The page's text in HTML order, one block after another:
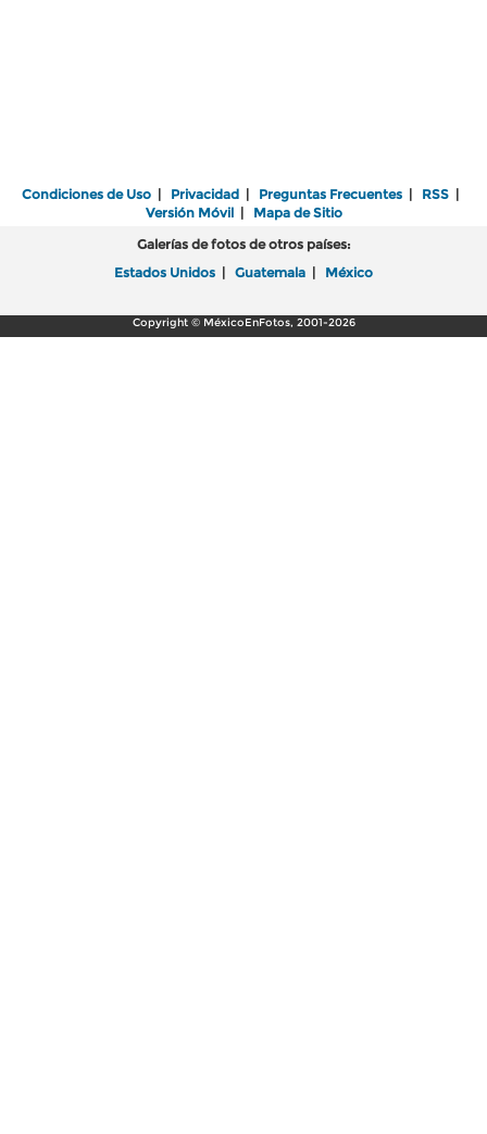
Condiciones de Uso | Privacidad | Preguntas Frecuentes | RSS |
Versión Móvil| Mapa de Sitio
Galerías de fotos de otros países:
Estados Unidos | Guatemala | México
Copyright © MéxicoEnFotos, 2001-2026